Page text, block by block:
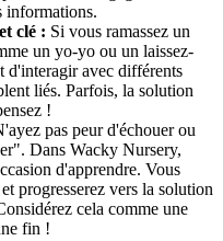
informations.
clé : Si vous ramassez un
un yo-yo ou un laissez-
d'interagir avec différents
liés. Parfois, la solution
!
pas peur d'échouer ou
Dans Wacky Nursery,
d'apprendre. Vous
progresserez vers la solution
cela comme une
fin !